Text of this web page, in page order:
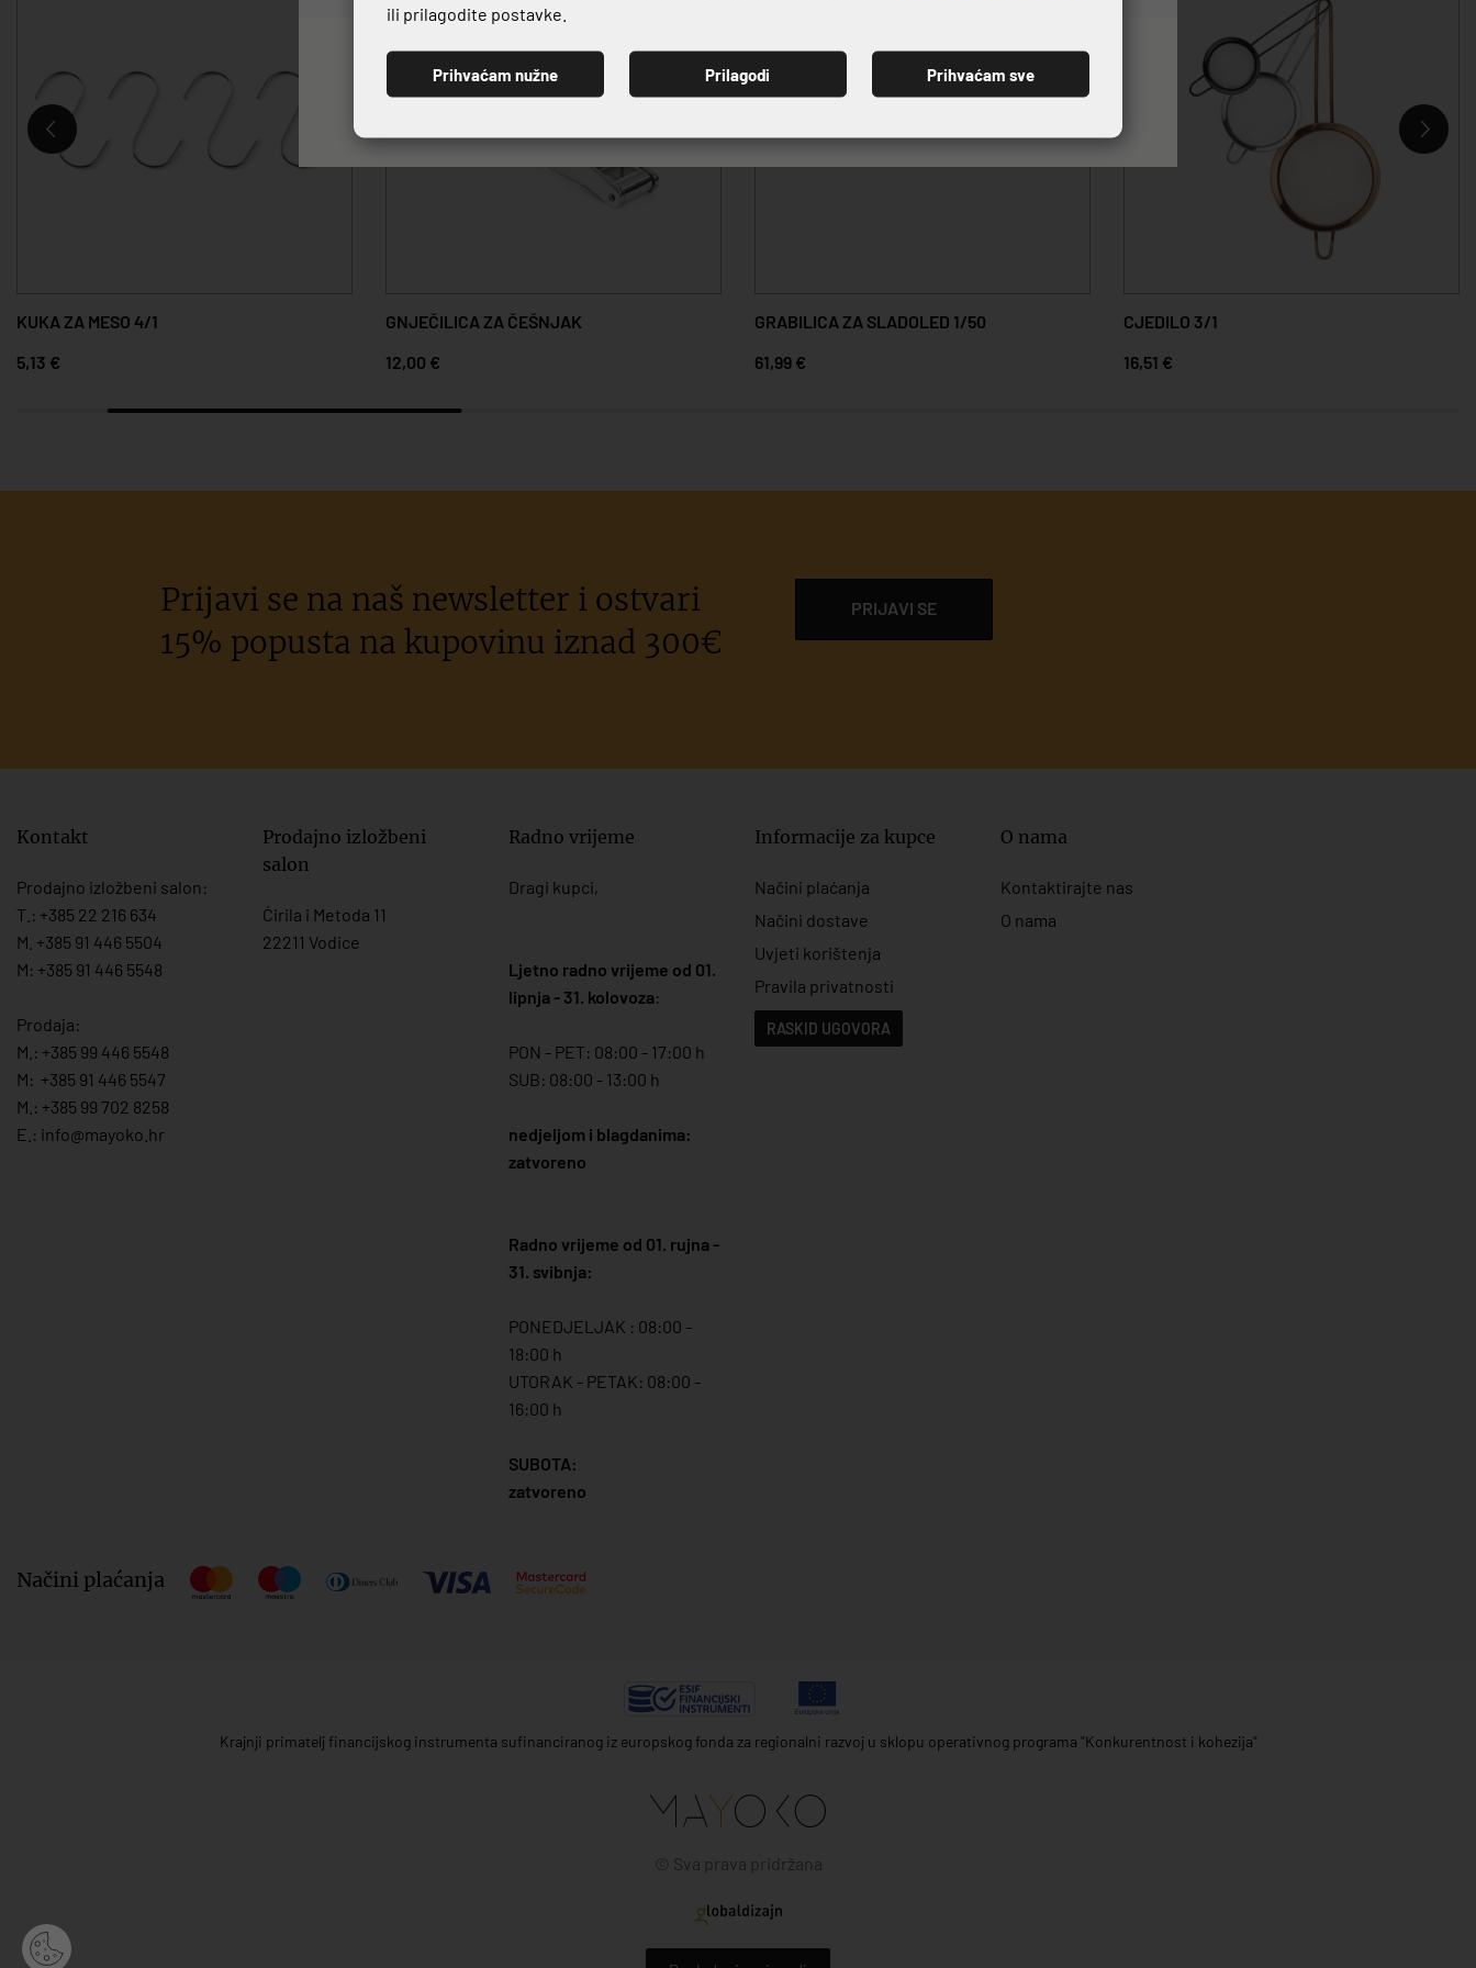
KUKA ZA MESO 4/1
5,13 €
GNJEČILICA ZA ČEŠNJAK
12,00 €
GRABILICA ZA SLADOLED 1/50
61,99 €
CJEDILO 3/1
16,51 €
Prijavi se na naš newsletter i ostvari
15% popusta na kupovinu iznad 300€
PRIJAVI SE
Kontakt
Prodajno izložbeni salon:
T.: +385 22 216 634
M. +385 91 446 5504
M: +385 91 446 5548
Prodaja:
M.: +385 99 446 5548
M: +385 91 446 5547
M.: +385 99 702 8258
E.: info@mayoko. hr
Prodajno izložbeni
salon
Ćirila i Metoda 11
22211 Vodice
Radno vrijeme
Dragi kupci,
Ljetno radno vrijeme od 01.
lipnja - 31. kolovoza:
PON - PET: 08:00 - 17:00 h
SUB: 08:00 - 13:00 h
nedjeljom i blagdanima:
zatvoreno
Radno vrijeme od 01. rujna -
31. svibnja:
PONEDJELJAK : 08:00 -
18:00 h
UTORAK - PETAK: 08:00 -
16:00 h
SUBOTA:
zatvoreno
Informacije za kupce
Načini plaćanja
Načini dostave
Uvjeti korištenja
Pravila privatnosti
RASKID UGOVORA
O nama
Kontaktirajte nas
O nama
Načini plaćanja
Krajnji primatelj financijskog instrumenta sufinanciranog iz europskog fonda za regionalni razvoj u sklopu operativnog programa "Konkurentnost i kohezija"
© Sva prava pridržana
PRIJAVI SE
ili prilagodite postavke.
Prihvaćam nužne Prilagodi Prihvaćam sve